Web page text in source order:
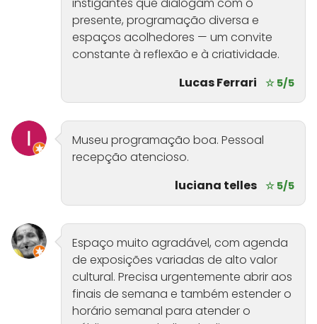
instigantes que dialogam com o
presente, programação diversa e
espaços acolhedores — um convite
constante à reflexão e à criatividade.
Lucas Ferrari
☆ 5/5
Museu programação boa. Pessoal
recepção atencioso.
luciana telles ☆ 5/5
Espaço muito agradável, com agenda
de exposições variadas de alto valor
cultural. Precisa urgentemente abrir aos
finais de semana e também estender o
horário semanal para atender o